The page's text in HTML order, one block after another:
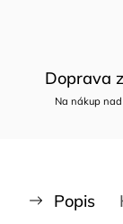
Doprava
Na nákup
Popis